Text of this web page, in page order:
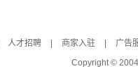
人才招聘 商家入驻 广告
Copyright ©